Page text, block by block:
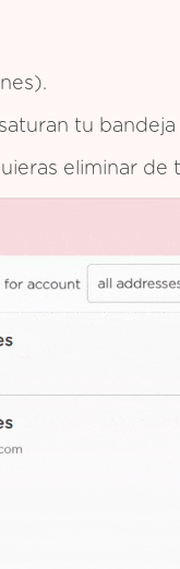
tu
eliminar de